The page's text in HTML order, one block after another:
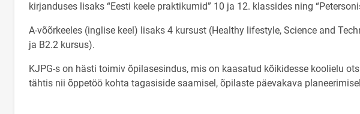
kirjanduses lisaks “Eesti keele praktikumid” 10 ja 12. klassides ning
A-võõrkeeles (inglise keel) lisaks 4 kursust (Healthy lifestyle, Science and
ja B2.2 kursus).
KJPG-s on hästi toimiv õpilasesindus, mis on kaasatud kõikidesse koolielu
tähtis nii õppetöö kohta tagasiside saamisel, õpilaste päevakava